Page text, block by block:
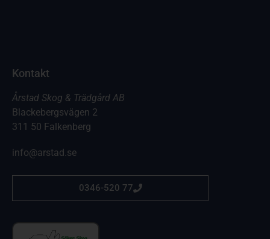
Kontakt
Årstad Skog & Trädgård AB
Blackebergsvägen 2
311 50 Falkenberg
info@arstad.se
0346-520 77